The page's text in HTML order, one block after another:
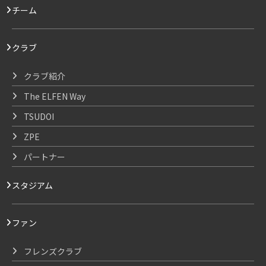
チーム
クラブ
クラブ紹介
The ELFEN Way
TSUDOI
ZPE
パートナー
スタジアム
ファン
フレンズクラブ